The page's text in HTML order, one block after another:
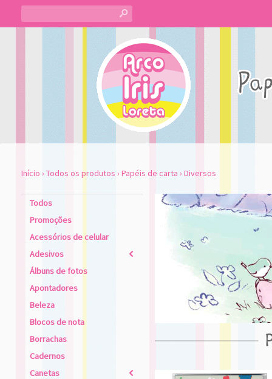
s
Início › Todos os produtos › Papéis de carta › Diversos
Todos
Promoções
Acessórios de celular
Adesivos
2
Álbuns de fotos
Apontadores
Beleza
Blocos de nota
Borrachas
Cadernos
Canetas
2